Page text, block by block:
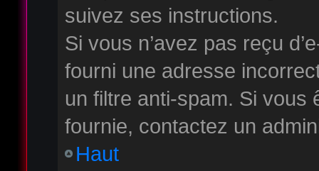
suivez ses instructions.
Si vous n’avez pas reçu
fourni une adresse
un filtre anti-spam. Si vous
fournie, contactez un
Haut